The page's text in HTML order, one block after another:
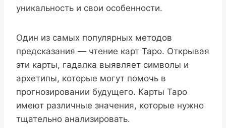
уникальность и свои особенности.
Один из самых популярных методов
предсказания — чтение карт Таро. Открывая
эти карты, гадалка выявляет символы и
архетипы, которые могут помочь в
прогнозировании будущего. Карты Таро
имеют различные значения, которые нужно
тщательно анализировать.